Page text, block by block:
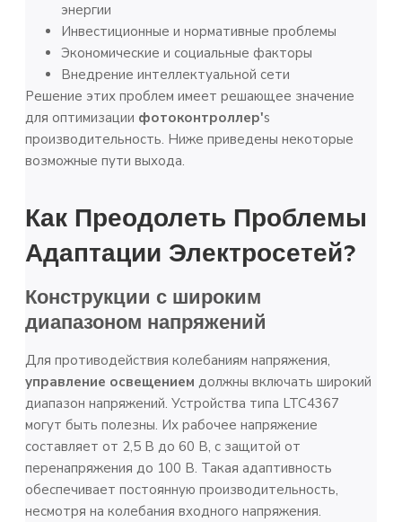
энергии
Инвестиционные и нормативные проблемы
Экономические и социальные факторы
Внедрение интеллектуальной сети
Решение этих проблем имеет решающее значение
для оптимизации фотоконтроллер's
производительность. Ниже приведены некоторые
возможные пути выхода.
Как Преодолеть Проблемы
Адаптации Электросетей?
Конструкции с широким
диапазоном напряжений
Для противодействия колебаниям напряжения,
управление освещением должны включать широкий
диапазон напряжений. Устройства типа LTC4367
могут быть полезны. Их рабочее напряжение
составляет от 2,5 В до 60 В, с защитой от
перенапряжения до 100 В. Такая адаптивность
обеспечивает постоянную производительность,
несмотря на колебания входного напряжения.